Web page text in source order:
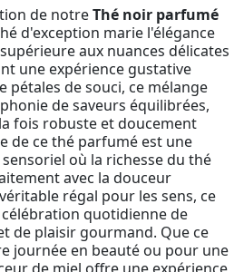
de notreThé noir parfumé
d'exception marie l'élégance
aux nuances délicates
une expérience gustative
pétales de souci, ce mélange
de saveurs équilibrées,
fois robuste et doucement
de ce thé parfumé est une
où la richesse du thé
avec la douceur
régal pour les sens, ce
quotidienne de
de plaisir gourmand. Que ce
journée en beauté ou pour une